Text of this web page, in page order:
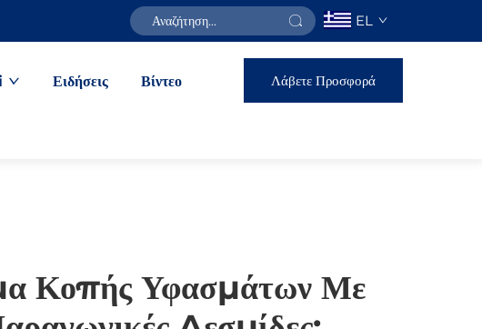
EL
Ειδήσεις Βίντεο Λάβετε Προσφορά
Κοπής Υφασμάτων Με